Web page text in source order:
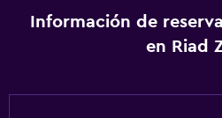
Información de
en Riad